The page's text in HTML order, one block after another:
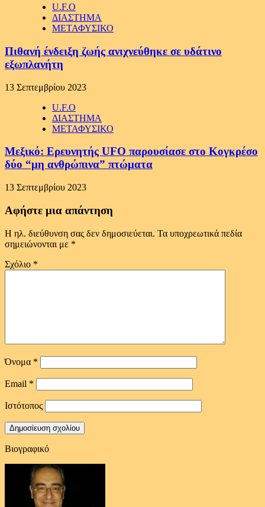
U.F.O
ΔΙΑΣΤΗΜΑ
ΜΕΤΑΦΥΣΙΚΟ
Πιθανή ένδειξη ζωής ανιχνεύθηκε σε υδάτινο
εξωπλανήτη
13 Σεπτεμβρίου 2023
U.F.O
ΔΙΑΣΤΗΜΑ
ΜΕΤΑΦΥΣΙΚΟ
Μεξικό: Ερευνητής UFO παρουσίασε στο Κογκρέσο
δύο “μη ανθρώπινα” πτώματα
13 Σεπτεμβρίου 2023
Αφήστε μια απάντηση
Η ηλ. διεύθυνση σας δεν δημοσιεύεται. Τα υποχρεωτικά πεδία
σημειώνονται με *
Σχόλιο *
Όνομα *
Email *
Ιστότοπος
Βιογραφικό